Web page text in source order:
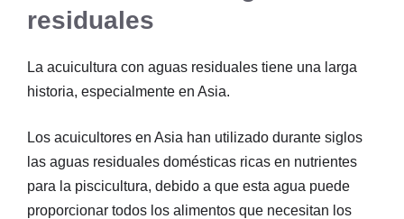
residuales
La acuicultura con aguas residuales tiene una larga
historia, especialmente en Asia.
Los acuicultores en Asia han utilizado durante siglos
las aguas residuales domésticas ricas en nutrientes
para la piscicultura, debido a que esta agua puede
proporcionar todos los alimentos que necesitan los